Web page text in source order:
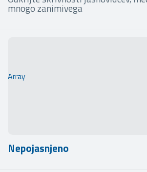
mnogo zanimivega
Array
Nepojasnjeno